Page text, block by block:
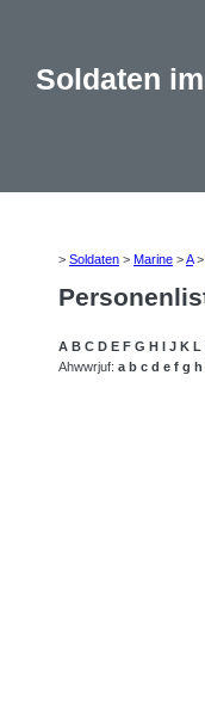
Soldaten
> Soldaten > Marine >A>
A B C D E F G H I J K L
Ahwwrjuf: a b c d e f g h